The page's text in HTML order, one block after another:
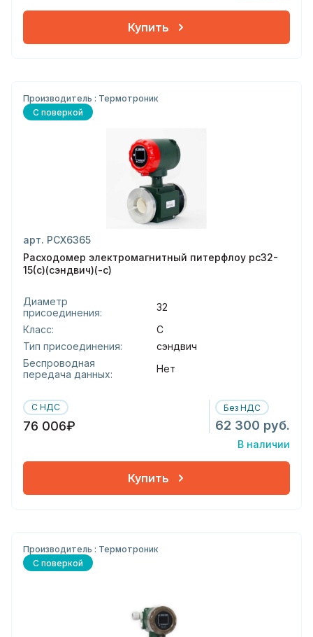
Купить
Производитель : Термотроник
С поверкой
арт. РСХ6365
Расходомер электромагнитный питерфлоу рс32-
15(с)(сэндвич)(-с)
Диаметр
присоединения:
32
Класс:
С
Тип присоединения:
сэндвич
Беспроводная
передача данных:
Нет
С НДС
76 006₽
Без НДС
62 300 руб.
В наличии
Купить
Производитель : Термотроник
С поверкой